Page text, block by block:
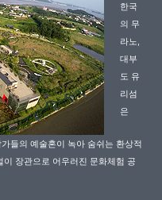
한국
의 무
라노,
대부
도 유
리섬
은
들의 예술혼이 녹아 숨쉬는 환상적
장관으로 어우러진 문화체험 공